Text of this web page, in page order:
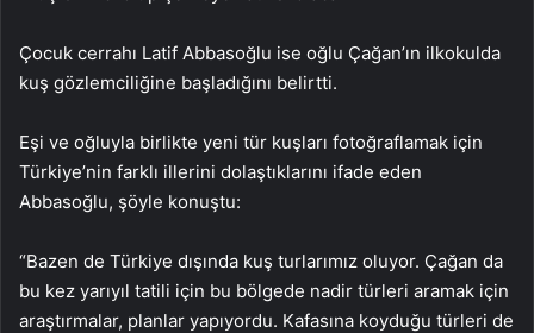
Çocuk cerrahı Latif Abbasoğlu ise oğlu Çağan’ın ilkokulda
kuş gözlemciliğine başladığını belirtti.
Eşi ve oğluyla birlikte yeni tür kuşları fotoğraflamak için
Türkiye’nin farklı illerini dolaştıklarını ifade eden
Abbasoğlu, şöyle konuştu:
“Bazen de Türkiye dışında kuş turlarımız oluyor. Çağan da
bu kez yarıyıl tatili için bu bölgede nadir türleri aramak için
araştırmalar, planlar yapıyordu. Kafasına koyduğu türleri de